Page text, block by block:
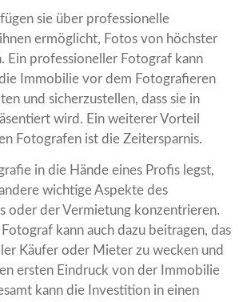
sie über professionelle
ermöglicht, Fotos von höchster
Ein professioneller Fotograf kann
Immobilie vor dem Fotografieren
und sicherzustellen, dass sie in
wird. Ein weiterer Vorteil
Fotografen ist die Zeitersparnis.
in die Hände eines Profis legst,
wichtige Aspekte des
oder der Vermietung konzentrieren.
kann auch dazu beitragen, das
Käufer oder Mieter zu wecken und
ersten Eindruck von der Immobilie
kann die Investition in einen